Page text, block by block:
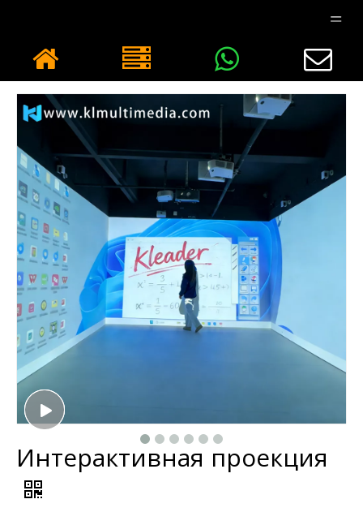
Интерактивная проекция